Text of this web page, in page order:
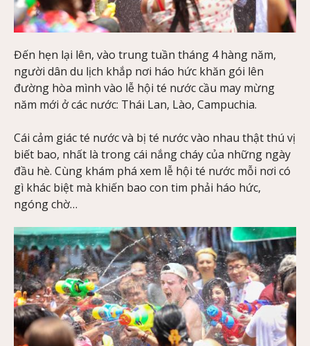
Đến hẹn lại lên, vào trung tuần tháng 4 hàng năm,
người dân du lịch khắp nơi háo hức khăn gói lên
đường hòa mình vào lễ hội té nước cầu may mừng
năm mới ở các nước: Thái Lan, Lào, Campuchia.
Cái cảm giác té nước và bị té nước vào nhau thật thú vị
biết bao, nhất là trong cái nắng cháy của những ngày
đầu hè. Cùng khám phá xem lễ hội té nước mỗi nơi có
gì khác biệt mà khiến bao con tim phải háo hức,
ngóng chờ…